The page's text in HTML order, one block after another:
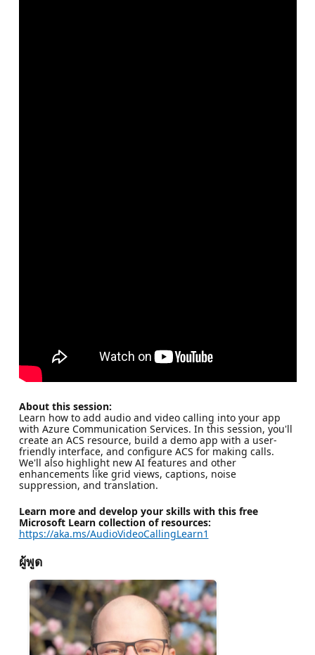
About this session:
Learn how to add audio and video calling into your app
with Azure Communication Services. In this session, you'll
create an ACS resource, build a demo app with a user-
friendly interface, and configure ACS for making calls.
We'll also highlight new AI features and other
enhancements like grid views, captions, noise
suppression, and translation.
Learn more and develop your skills with this free
Microsoft Learn collection of resources:
https://aka.ms/AudioVideoCallingLearn1
ผู้พูด